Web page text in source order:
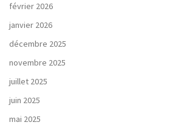
février 2026
janvier 2026
décembre 2025
novembre 2025
juillet 2025
juin 2025
mai 2025